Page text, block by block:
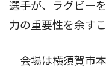
選手が、ラグビー
力の重要性を余す
会場は横須賀市